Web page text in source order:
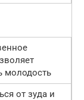
молодость
от зуда и